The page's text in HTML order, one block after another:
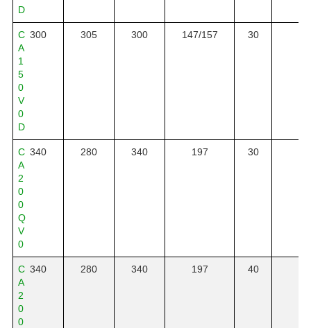
D
C
A
1
5
0
V
0
D
300 305 300 147/157 30
C
A
2
0
0
Q
V
0
340 280 340 197 30
C
A
2
0
0
340 280 340 197 40